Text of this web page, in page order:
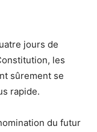
jours de
les
sûrement se
rapide.
du futur